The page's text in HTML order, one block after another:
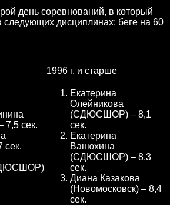
день соревнований, в который
следующих дисциплинах: беге на 60
1996 г. и старше
сек.
сек.
Екатерина
Олейникова
(СДЮСШОР) – 8,1
сек.
Екатерина
Ванюхина
(СДЮСШОР) – 8,3
сек.
Диана Казакова
(Новомосковск) – 8,4
сек.